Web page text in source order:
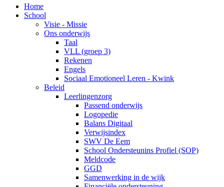
Home
School
Visie - Missie
Ons onderwijs
Taal
VLL (groep 3)
Rekenen
Engels
Sociaal Emotioneel Leren - Kwink
Beleid
Leerlingenzorg
Passend onderwijs
Logopedie
Balans Digitaal
Verwijsindex
SWV De Eem
School Ondersteunins Profiel (SOP)
Meldcode
GGD
Samenwerking in de wijk